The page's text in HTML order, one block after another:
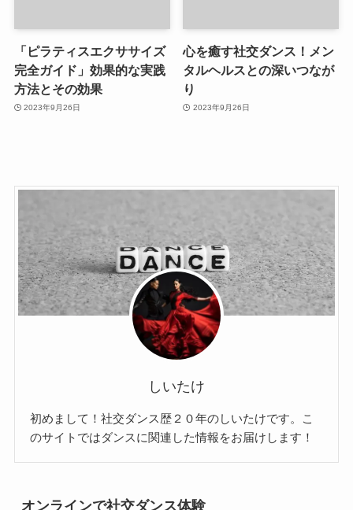
「ピラティスエクササイズ
完全ガイド」効果的な実践
方法とその効果
2023年9月26日
心を癒す社交ダンス！メン
タルヘルスとの深いつなが
り
2023年9月26日
しいたけ
初めまして！社交ダンス歴２０年のしいたけです。こ
のサイトではダンスに関連した情報をお届けします！
オンラインで社交ダンス体験